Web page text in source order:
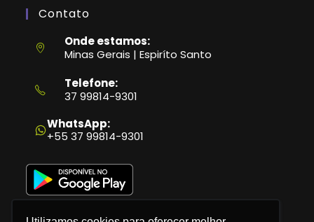
Contato
Onde estamos:
Minas Gerais | Espiríto Santo
Telefone:
37 99814-9301
em
seu
aplicativo
WhatsApp:
+55 37 99814-9301